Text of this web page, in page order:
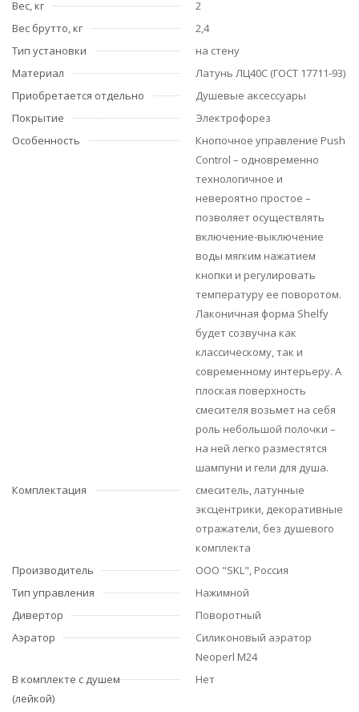
Вес, кг
2
Вес брутто, кг
2,4
Тип установки
на стену
Материал
Латунь ЛЦ40C (ГОСТ 17711-93)
Приобретается отдельно
Душевые аксессуары
Покрытие
Электрофорез
Особенность
Кнопочное управление Push
Control – одновременно
технологичное и
невероятно простое –
позволяет осуществлять
включение-выключение
воды мягким нажатием
кнопки и регулировать
температуру ее поворотом.
Лаконичная форма Shelfy
будет созвучна как
классическому, так и
современному интерьеру. А
плоская поверхность
смесителя возьмет на себя
роль небольшой полочки –
на ней легко разместятся
шампуни и гели для душа.
Комплектация
смеситель, латунные
эксцентрики, декоративные
отражатели, без душевого
комплекта
Производитель
ООО "SKL", Россия
Тип управления
Нажимной
Дивертор
Поворотный
Аэратор
Силиконовый аэратор
Neoperl M24
В комплекте с душем
(лейкой)
Нет